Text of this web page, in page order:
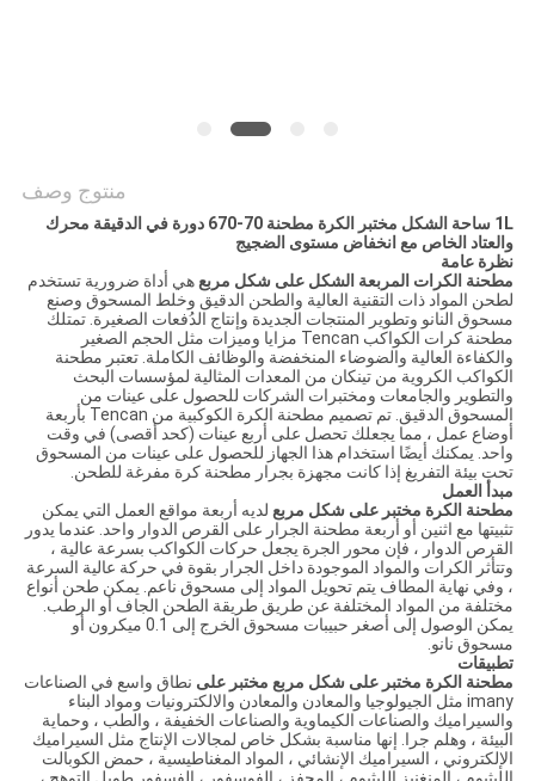
منتوج وصف
1L ساحة الشكل مختبر الكرة مطحنة 70-670 دورة في الدقيقة محرك
والعتاد الخاص مع انخفاض مستوى الضجيج
نظرة عامة
مطحنة الكرات المربعة الشكل على شكل مربعهي أداة ضرورية تستخدم
لطحن المواد ذات التقنية العالية والطحن الدقيق وخلط المسحوق وصنع
مسحوق النانو وتطوير المنتجات الجديدة وإنتاج الدُفعات الصغيرة. تمتلك
مطحنة كرات الكواكب Tencan مزايا وميزات مثل الحجم الصغير
والكفاءة العالية والضوضاء المنخفضة والوظائف الكاملة. تعتبر مطحنة
الكواكب الكروية من تينكان من المعدات المثالية لمؤسسات البحث
والتطوير والجامعات ومختبرات الشركات للحصول على عينات من
المسحوق الدقيق. تم تصميم مطحنة الكرة الكوكبية من Tencan بأربعة
أوضاع عمل ، مما يجعلك تحصل على أربع عينات (كحد أقصى) في وقت
واحد. يمكنك أيضًا استخدام هذا الجهاز للحصول على عينات من المسحوق
تحت بيئة التفريغ إذا كانت مجهزة بجرار مطحنة كرة مفرغة للطحن.
مبدأ العمل
مطحنة الكرة مختبر على شكل مربعلديه أربعة مواقع العمل التي يمكن
تثبيتها مع اثنين أو أربعة مطحنة الجرار على القرص الدوار واحد. عندما يدور
القرص الدوار ، فإن محور الجرة يجعل حركات الكواكب بسرعة عالية ،
وتتأثر الكرات والمواد الموجودة داخل الجرار بقوة في حركة عالية السرعة
، وفي نهاية المطاف يتم تحويل المواد إلى مسحوق ناعم. يمكن طحن أنواع
مختلفة من المواد المختلفة عن طريق طريقة الطحن الجاف أو الرطب.
يمكن الوصول إلى أصغر حبيبات مسحوق الخرج إلى 0.1 ميكرون أو
مسحوق نانو.
تطبيقات
مطحنة الكرة مختبر على شكل مربع مختبر على نطاق واسع في الصناعات
imany مثل الجيولوجيا والمعادن والمعادن والالكترونيات ومواد البناء
والسيراميك والصناعات الكيماوية والصناعات الخفيفة ، والطب ، وحماية
البيئة ، وهلم جرا. إنها مناسبة بشكل خاص لمجالات الإنتاج مثل السيراميك
الإلكتروني ، السيراميك الإنشائي ، المواد المغناطيسية ، حمض الكوبالت